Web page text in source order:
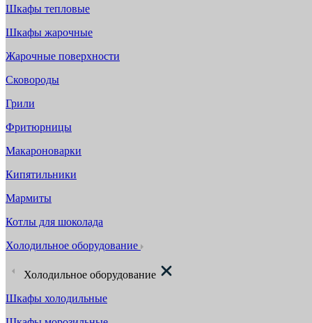
Шкафы тепловые
Шкафы жарочные
Жарочные поверхности
Сковороды
Грили
Фритюрницы
Макароноварки
Кипятильники
Мармиты
Котлы для шоколада
Холодильное оборудование
Холодильное оборудование
Шкафы холодильные